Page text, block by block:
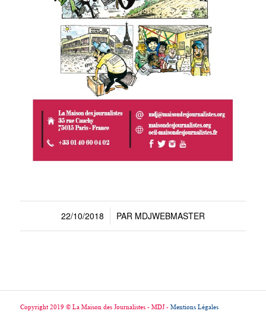
22/10/2018
/ PAR MDJWEBMASTER
Copyright 2019 © La Maison des Journalistes - MDJ - Mentions Légales